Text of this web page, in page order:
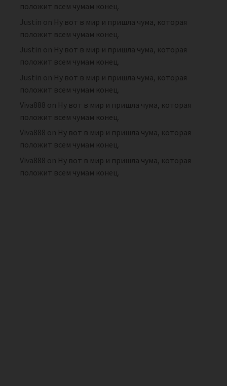
положит всем чумам конец.
Justin on Ну вот в мир и пришла чума, которая
положит всем чумам конец.
Justin on Ну вот в мир и пришла чума, которая
положит всем чумам конец.
Justin on Ну вот в мир и пришла чума, которая
положит всем чумам конец.
Viva888 on Ну вот в мир и пришла чума, которая
положит всем чумам конец.
Viva888 on Ну вот в мир и пришла чума, которая
положит всем чумам конец.
Viva888 on Ну вот в мир и пришла чума, которая
положит всем чумам конец.